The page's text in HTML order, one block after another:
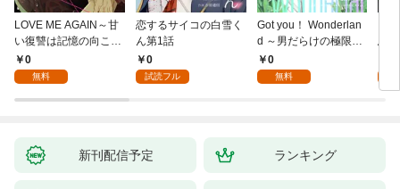
LOVE ME AGAIN～甘
い復讐は記憶の向こう
側～(1)
0
無料
恋するサイコの白雪く
ん第1話
0
試読フル
Got you！ Wonderlan
d ～男だらけの極限ラ
ブ～(1)
0
無料
新刊配信予定 ランキング